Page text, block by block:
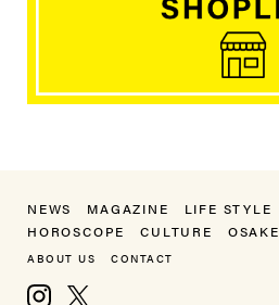
NEWS MAGAZINE LIFE STYLE
HOROSCOPE
CULTURE OSAKE
ABOUT US CONTACT
Instagram